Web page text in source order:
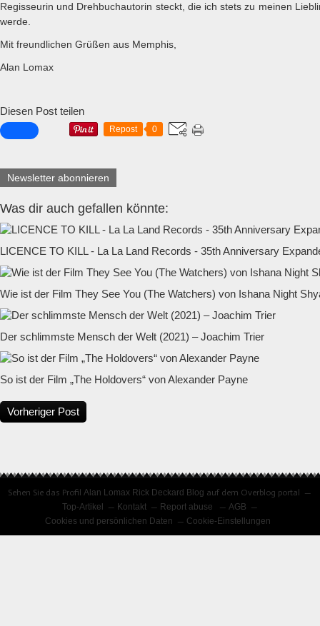
Regisseurin und Drehbuchautorin steckt, die ich stets zu meinen
werde.
Mit freundlichen Grüßen aus Memphis,
Alan Lomax
Diesen Post teilen
Repost 0
Newsletter abonnieren
Was dir auch gefallen könnte:
LICENCE TO KILL - La La Land Records - 35th Anniversary
Wie ist der Film They See You (The Watchers) von Ishana Night
Der schlimmste Mensch der Welt (2021) – Joachim Trier
So ist der Film „The Holdovers“ von Alexander Payne
Vorheriger Post
Sehen Sie das ProfilAlan Lomax Rick Deckard Blog auf dem Overblog portal
Top-Artikel
Kontakt Report abuse
AGB
Cookies und persönlichen Daten
Cookie-Einstellungen